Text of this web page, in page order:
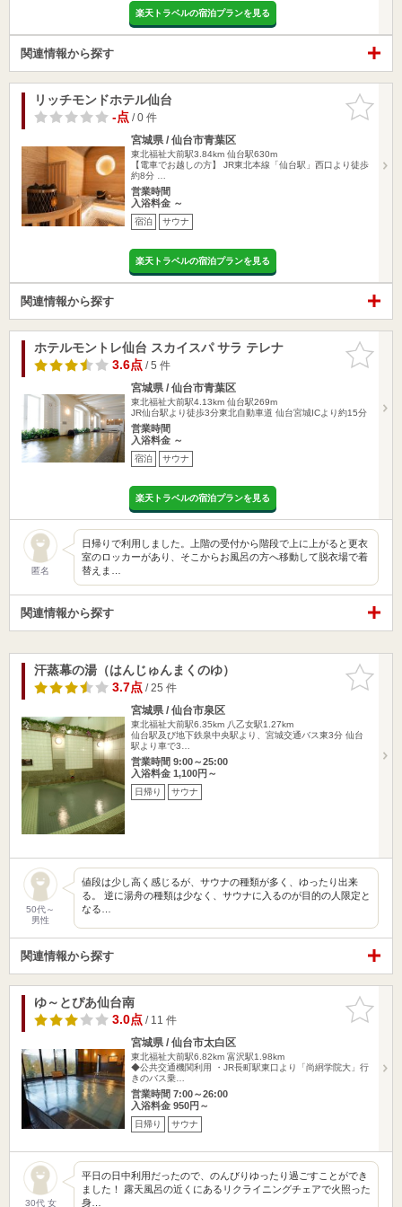
楽天トラベルの宿泊プランを見る
関連情報から探す
お気に入
りに追加
リッチモンドホテル仙台
-点/ 0 件
宮城県 / 仙台市青葉区
東北福祉大前駅3.84km 仙台駅630m
【電車でお越しの方】 JR東北本線「仙台駅」西口より徒歩
約8分 …
営業時間
入浴料金 ～
宿泊 サウナ
楽天トラベルの宿泊プランを見る
関連情報から探す
お気に入
りに追加
ホテルモントレ仙台 スカイスパ サラ テレナ
3.6点/ 5 件
宮城県 / 仙台市青葉区
東北福祉大前駅4.13km 仙台駅269m
JR仙台駅より徒歩3分東北自動車道 仙台宮城ICより約15分
営業時間
入浴料金 ～
宿泊 サウナ
楽天トラベルの宿泊プランを見る
匿名
日帰りで利用しました。上階の受付から階段で上に上がると更衣
室のロッカーがあり、そこからお風呂の方へ移動して脱衣場で着
替えま…
関連情報から探す
お気に入
りに追加
汗蒸幕の湯（はんじゅんまくのゆ）
3.7点/ 25 件
宮城県 / 仙台市泉区
東北福祉大前駅6.35km 八乙女駅1.27km
仙台駅及び地下鉄泉中央駅より、宮城交通バス東3分 仙台
駅より車で3…
営業時間 9:00～25:00
入浴料金 1,100円～
日帰り サウナ
50代～
男性
値段は少し高く感じるが、サウナの種類が多く、ゆったり出来
る。 逆に湯舟の種類は少なく、サウナに入るのが目的の人限定と
なる…
関連情報から探す
お気に入
りに追加
ゆ～とぴあ仙台南
3.0点/ 11 件
宮城県 / 仙台市太白区
東北福祉大前駅6.82km 富沢駅1.98km
◆公共交通機関利用 ・JR長町駅東口より「尚絅学院大」行
きのバス乗…
営業時間 7:00～26:00
入浴料金 950円～
日帰り サウナ
30代 女
平日の日中利用だったので、のんびりゆったり過ごすことができ
ました！ 露天風呂の近くにあるリクライニングチェアで火照った
身…